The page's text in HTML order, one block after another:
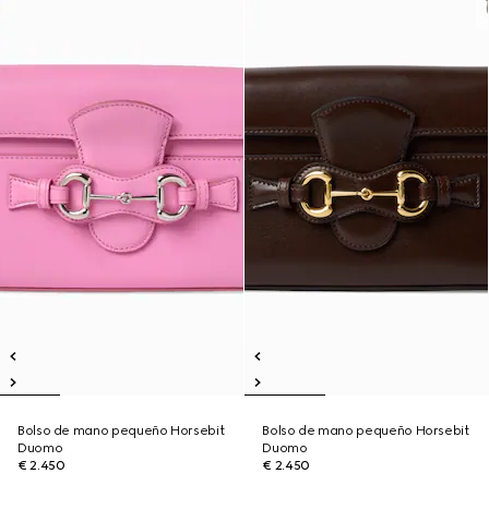
Bolso de mano pequeño Horsebit
Duomo
€ 2.450
Bolso de mano pequeño Horsebit
Duomo
€ 2.450